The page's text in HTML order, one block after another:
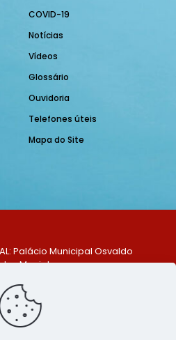
COVID-19
Notícias
Vídeos
Glossário
Ouvidoria
Telefones úteis
Mapa do Site
Palácio Municipal Osvaldo
Maciel
Una - PE. CEP: 553370-128
(81) 99548-1569